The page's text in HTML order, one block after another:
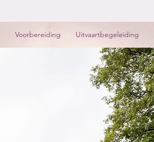
Voorbereiding Uitvaartbegeleiding